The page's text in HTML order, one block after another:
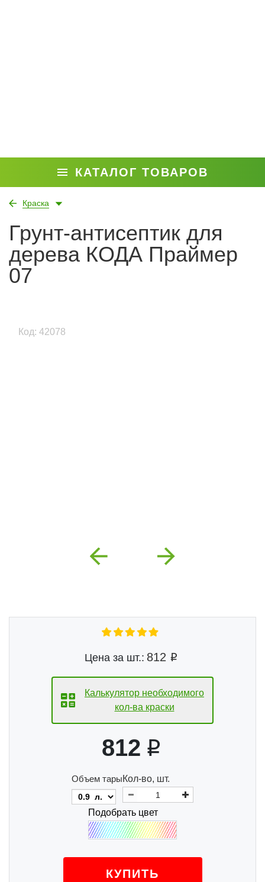
КАТАЛОГ ТОВАРОВ
Краска
Грунт-антисептик для
дерева КОДА Праймер
07
Код: 42078
Previous Next
Цена за шт.: 812
Калькулятор необходимого
кол-ва краски
812
Объем тарыКол-во, шт.
Подобрать цвет
КУПИТЬ